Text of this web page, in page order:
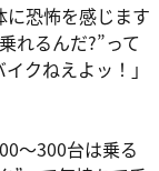
恐怖を感じます
れるんだ?”って
クねえよッ！」
～300台は乗る